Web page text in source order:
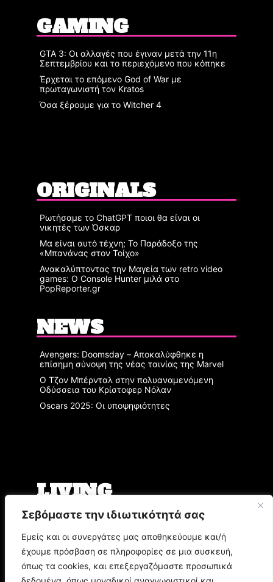
Σεβόμαστε την ιδιωτικότητά σας
Εμείς και οι συνεργάτες μας αποθηκεύουμε και/ή
έχουμε πρόσβαση σε πληροφορίες σε μια συσκευή,
όπως τα cookies, και επεξεργαζόμαστε προσωπικά
GAMING
GTA 3: Οι αλλαγές που έγιναν μετά την 11η
Σεπτεμβρίου και το περιεχόμενο που κόπηκε
Έρχεται το επόμενο God of War με
πρωταγωνιστή τον Kratos
Όσα ξέρουμε για το Witcher 4
ORIGINALS
Ρωτήσαμε το ChatGPT ποιοι θα είναι οι
νικητές των Όσκαρ
Μα είναι αυτό τέχνη; Το Παράδοξο της
«Μπανάνας στον Τοίχο»
Ανακαλύπτοντας την Μαγεία των retro video
games: Ο Console Hunter μιλά στο
PopReporter.gr
NEWS
Avengers: Doomsday – Αποκαλύφθηκε η
επίσημη σύνοψη της νέας ταινίας της Marvel
Ο Τζον Μπέρνταλ στην πολυαναμενόμενη
Οδύσσεια του Κρίστοφερ Νόλαν
Oscars 2025: Οι υποψηφιότητες
LIVING
Ο Άρης Μπινιάρης σκηνοθετεί τη «Δίκη» του
Παπασπηλιόπουλο
Ο Δημήτρης Μυστακίδης επιστρέφει στον
Σταυρό του Νότου Plus
9.000 τίτλοι βιβλίων σε περιμένουν στο